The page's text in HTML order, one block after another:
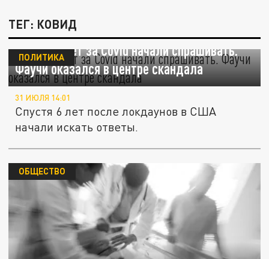
ТЕГ: КОВИД
Спустя 6 лет за Covid начали спрашивать.
Фаучи оказался в центре скандала
ПОЛИТИКА
31 ИЮЛЯ 14:01
Спустя 6 лет после локдаунов в США
начали искать ответы.
ОБЩЕСТВО